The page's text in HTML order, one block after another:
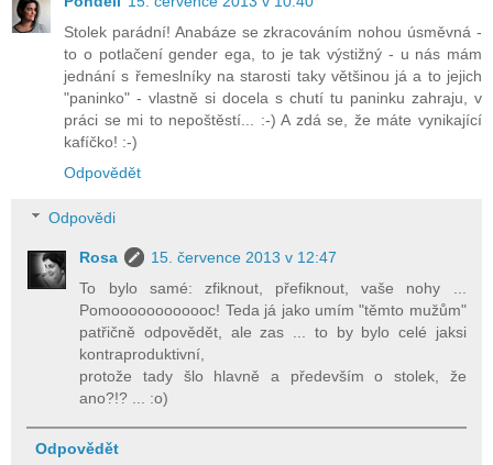
Stolek parádní! Anabáze se zkracováním nohou úsměvná -
to o potlačení gender ega, to je tak výstižný - u nás mám
jednání s řemeslníky na starosti taky většinou já a to jejich
"paninko" - vlastně si docela s chutí tu paninku zahraju, v
práci se mi to nepoštěstí... :-) A zdá se, že máte vynikající
kafíčko! :-)
Odpovědět
Odpovědi
Rosa
15. července 2013 v 12:47
To bylo samé: zfiknout, přefiknout, vaše nohy ...
Pomoooooooooooc! Teda já jako umím "těmto mužům"
patřičně odpovědět, ale zas ... to by bylo celé jaksi
kontraproduktivní,
protože tady šlo hlavně a především o stolek, že
ano?!? ... :o)
Odpovědět